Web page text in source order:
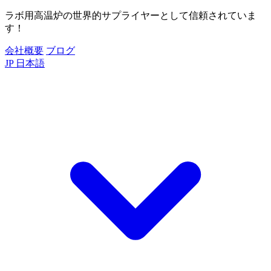
ラボ用高温炉の世界的サプライヤーとして信頼されていま
す！
会社概要 ブログ
JP 日本語